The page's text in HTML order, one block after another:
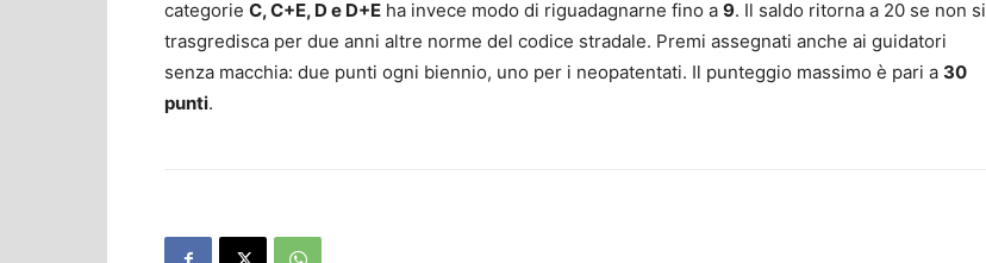
categorie C, C+E, D e D+E ha invece modo di riguadagnarne fino a 9. Il saldo ritorna a 20 se non si
trasgredisca per due anni altre norme del codice stradale. Premi assegnati anche ai guidatori
senza macchia: due punti ogni biennio, uno per i neopatentati. Il punteggio massimo è pari a 30
punti.